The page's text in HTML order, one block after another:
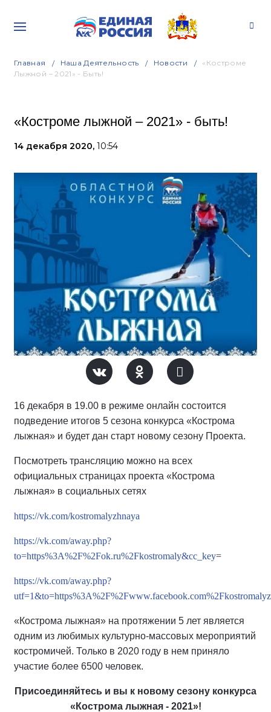
Главная Наша Деятельность Новости
«Костроме
Лыжной – 2021» - Быть!
«Костроме лыжной – 2021» - быть!
14 декабря 2020, 10:54
16 декабря в 19.00 в режиме онлайн состоится
подведение итогов 5 сезона конкурса «Кострома
лыжная» и будет дан старт новому сезону Проекта.
Посмотреть трансляцию можно на всех
официальных страницах проекта «Кострома
лыжная» в социальных сетях
https://vk.com/kostromalyzhnaya
https://vk.com/away.php?
to=https%3A%2F%2Fok.ru%2Fkostromaly&cc_key=
https://vk.com/away.php?
«Кострома лыжная» на протяжении 5 лет является
одним из любимых культурно-массовых мероприятий
костромичей. Только в 2020 году в нем приняло
участие более 6500 человек.
Присоединяйтесь и вы к новому сезону конкурса
«Кострома лыжная - 2021»!